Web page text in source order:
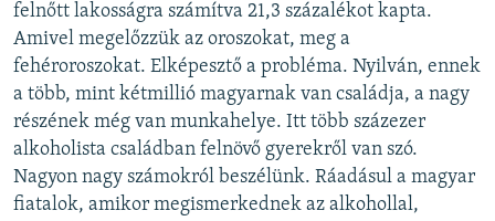
felnőtt lakosságra számítva 21,3 százalékot kapta.
Amivel megelőzzük az oroszokat, meg a
fehéroroszokat. Elképesztő a probléma. Nyilván, ennek
a több, mint kétmillió magyarnak van családja, a nagy
részének még van munkahelye. Itt több százezer
alkoholista családban felnövő gyerekről van szó.
Nagyon nagy számokról beszélünk. Ráadásul a magyar
fiatalok, amikor megismerkednek az alkohollal,